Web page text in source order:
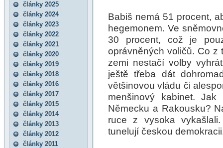
články 2025
články 2024
články 2023
články 2022
články 2021
články 2020
články 2019
články 2018
články 2016
články 2017
články 2015
články 2014
články 2013
články 2012
články 2011
Babiš nemá 51 procent,
hegemonem. Ve
30 procent, což je
oprávněných voličů. Co z
zemi nestačí volby
ještě třeba dát
většinovou vládu či
menšinový kabinet.
Německu a Rakousku?
ruce z vysoka
tunelují českou